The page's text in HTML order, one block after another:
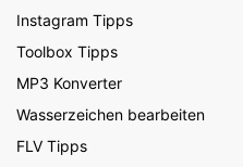
Instagram Tipps
Toolbox Tipps
MP3 Konverter
Wasserzeichen bearbeiten
FLV Tipps